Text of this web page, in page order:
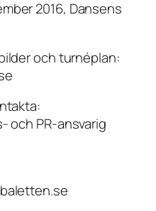
2016, Dansens
och turnéplan:
och PR-ansvarig